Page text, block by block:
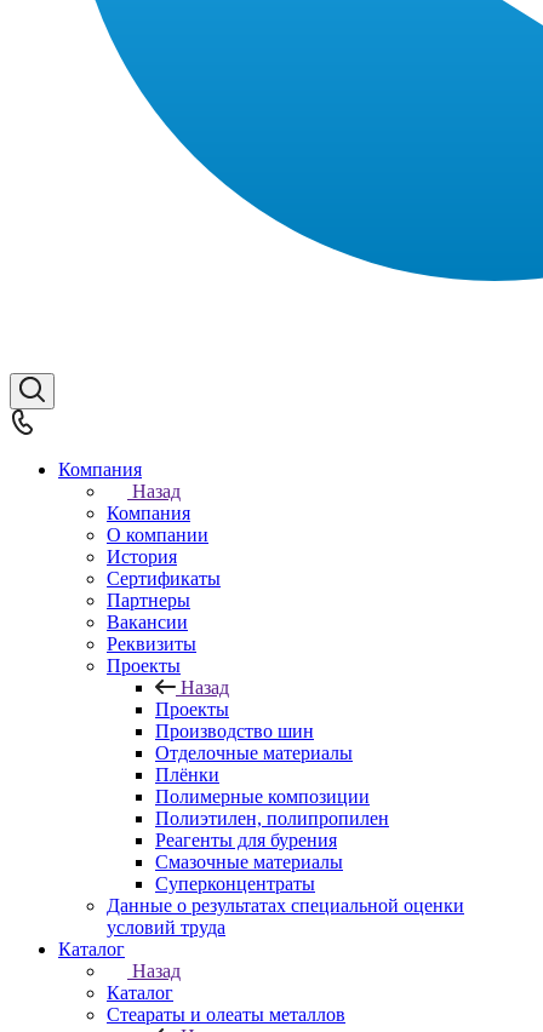
Компания
Назад
Компания
О компании
История
Сертификаты
Партнеры
Вакансии
Реквизиты
Проекты
Назад
Проекты
Производство шин
Отделочные материалы
Плёнки
Полимерные композиции
Полиэтилен, полипропилен
Реагенты для бурения
Смазочные материалы
Суперконцентраты
Данные о результатах специальной оценки
условий труда
Каталог
Назад
Каталог
Стеараты и олеаты металлов